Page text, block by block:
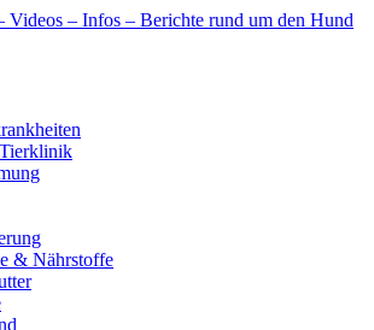
Videos – Infos – Berichte rund um den Hund
& Nährstoffe